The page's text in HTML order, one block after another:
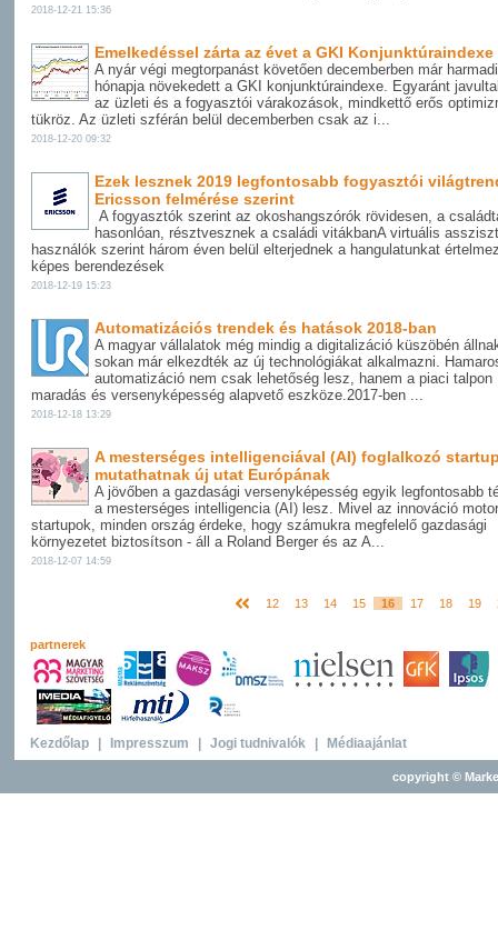
2018-12-21 15:36
Emelkedéssel zárta az évet a GKI Konjunktúraindexe
A nyár végi megtorpanást követően decemberben már
hónapja növekedett a GKI konjunktúraindexe. Egyaránt
az üzleti és a fogyasztói várakozások, mindkettő erős
tükröz. Az üzleti szférán belül decemberben csak az i...
2018-12-20 09:32
Ezek lesznek 2019 legfontosabb fogyasztói
Ericsson felmérése szerint
A fogyasztók szerint az okoshangszórók rövidesen, a
hasonlóan, résztvesznek a családi vitákbanA virtuális
használók szerint három éven belül elterjednek a hangulatunkat
képes berendezések
2018-12-19 15:23
Automatizációs trendek és hatások 2018-ban
A magyar vállalatok még mindig a digitalizáció küszöbén
sokan már elkezdték az új technológiákat alkalmazni.
automatizáció nem csak lehetőség lesz, hanem a piaci talpon
maradás és versenyképesség alapvető eszköze.2017-ben ...
2018-12-18 13:29
A mesterséges intelligenciával (AI) foglalkozó
mutathatnak új utat Európának
A jövőben a gazdasági versenyképesség egyik legfontosabb
a mesterséges intelligencia (AI) lesz. Mivel az innováció
startupok, minden ország érdeke, hogy számukra megfelelő gazdasági
környezetet biztosítson - áll a Roland Berger és az A...
2018-12-07 14:59
12 13 14 15 16 17 18 19
partnerek
Kezdőlap Impresszum Jogi tudnivalók Médiaajánlat
copyright ©